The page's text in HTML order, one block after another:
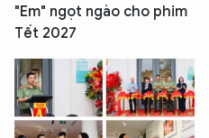
"Em" ngọt ngào cho phim
Tết 2027